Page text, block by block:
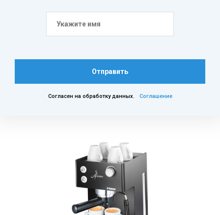
Отправить
Согласен на обработку данных. Соглашение